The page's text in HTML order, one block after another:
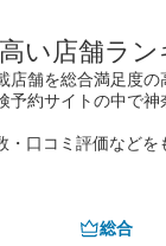
い店舗ラ
舗を総合満足度
約サイトの中で
口コミ評価などを
総合